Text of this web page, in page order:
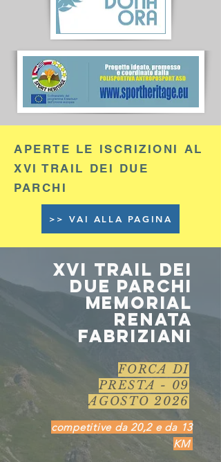
APERTE LE ISCRIZIONI AL
XVI TRAIL DEI DUE
PARCHI
>> VAI ALLA PAGINA
XVI TRAIL DEI
DUE PARCHI
Memorial
RENATA
FABRIZIANI
FORCA DI
PRESTA - 09
AGOSTO 2026
competitive da 20,2 e da 13
KM